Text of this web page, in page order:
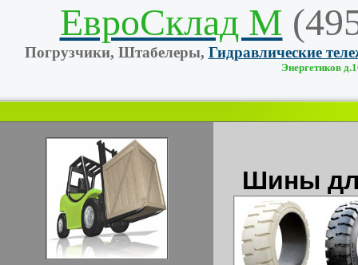
ЕвроСклад М
Погрузчики, Штабелеры, Гидравлические
Энергетиков
Шины